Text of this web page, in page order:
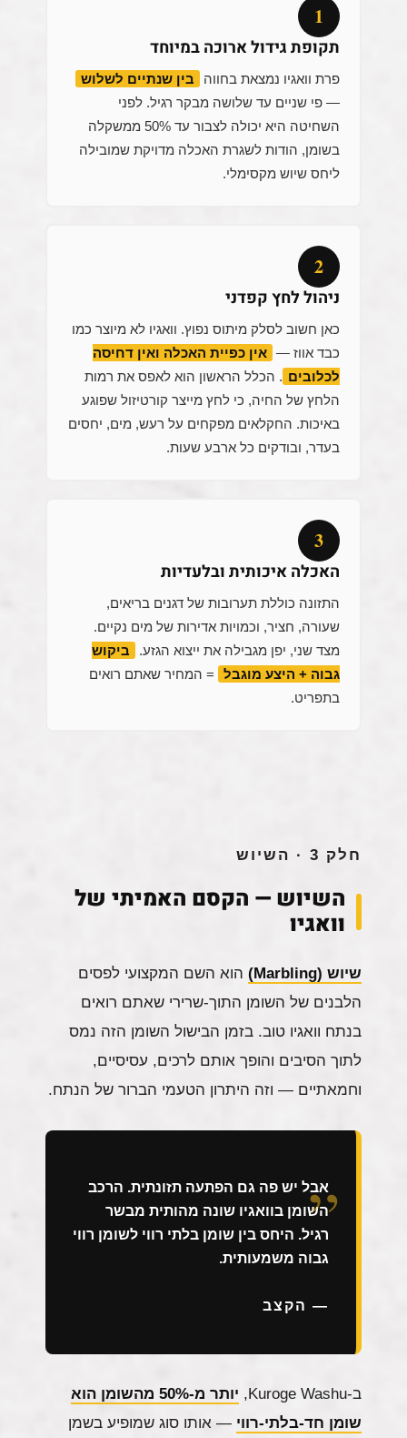
1
תקופת גידול ארוכה במיוחד
פרת וואגיו נמצאת בחווה
בין שנתיים לשלוש
— פי שניים עד שלושה מבקר רגיל. לפני
השחיטה היא יכולה לצבור עד 50% ממשקלה
בשומן, הודות לשגרת האכלה מדויקת שמובילה
ליחס שיוש מקסימלי.
2
ניהול לחץ קפדני
כאן חשוב לסלק מיתוס נפוץ. וואגיו לא מיוצר כמו
כבד אווז — אין כפיית האכלה ואין דחיסה
לכלובים . הכלל הראשון הוא לאפס את רמות
הלחץ של החיה, כי לחץ מייצר קורטיזול שפוגע
באיכות. החקלאים מפקחים על רעש, מים, יחסים
בעדר, ובודקים כל ארבע שעות.
3
האכלה איכותית ובלעדיות
התזונה כוללת תערובות של דגנים בריאים,
שעורה, חציר, וכמויות אדירות של מים נקיים.
מצד שני, יפן מגבילה את ייצוא הגזע.
ביקוש
גבוה + היצע מוגבל
= המחיר שאתם רואים
בתפריט.
חלק 3 · השיוש
השיוש — הקסם האמיתי של
וואגיו
שיוש (Marbling)
הוא השם המקצועי לפסים
הלבנים של השומן התוך-שרירי שאתם רואים
בנתח וואגיו טוב. בזמן הבישול השומן הזה נמס
לתוך הסיבים והופך אותם לרכים, עסיסיים,
וחמאתיים — וזה היתרון הטעמי הברור של הנתח.
אבל יש פה גם הפתעה תזונתית. הרכב
השומן בוואגיו שונה מהותית מבשר
רגיל. היחס בין שומן בלתי רווי לשומן רווי
גבוה משמעותית.
— הקצב
ב-Kuroge Washu,
יותר מ-50% מהשומן הוא
שומן חד-בלתי-רווי — אותו סוג שמופיע בשמן